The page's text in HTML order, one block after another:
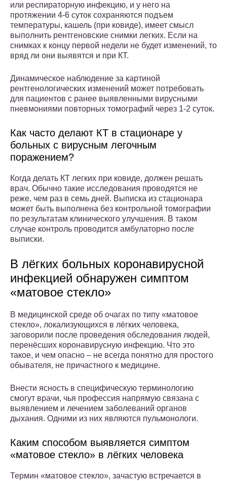
или респираторную инфекцию, и у него на
протяжении 4-6 суток сохраняются подъем
температуры, кашель (при ковиде), имеет смысл
выполнить рентгеновские снимки легких. Если на
снимках к концу первой недели не будет изменений, то
вряд ли они выявятся и при КТ.
Динамическое наблюдение за картиной
рентгенологических изменений может потребовать
для пациентов с ранее выявленными вирусными
пневмониями повторных томографий через 1-2 суток.
Как часто делают КТ в стационаре у
больных с вирусным легочным
поражением?
Когда делать КТ легких при ковиде, должен решать
врач. Обычно такие исследования проводятся не
реже, чем раз в семь дней. Выписка из стационара
может быть выполнена без контрольной томографии
по результатам клинического улучшения. В таком
случае контроль проводится амбулаторно после
выписки.
В лёгких больных коронавирусной
инфекцией обнаружен симптом
«матовое стекло»
В медицинской среде об очагах по типу «матовое
стекло», локализующихся в лёгких человека,
заговорили после проведения обследования людей,
перенёсших коронавирусную инфекцию. Что это
такое, и чем опасно – не всегда понятно для простого
обывателя, не причастного к медицине.
Внести ясность в специфическую терминологию
смогут врачи, чья профессия напрямую связана с
выявлением и лечением заболеваний органов
дыхания. Одними из них являются пульмонологи.
Каким способом выявляется симптом
«матовое стекло» в лёгких человека
Термин «матовое стекло», зачастую встречается в